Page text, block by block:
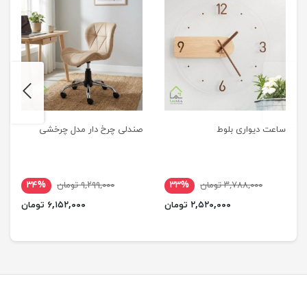
ساعت دیواری بلوط
۳,۷۸۸,۰۰۰ تومان
۳۳%
۲,۵۲۰,۰۰۰ تومان
صندلی چرخ دار مدل چرخشی
۹,۲۹۹,۰۰۰ تومان
۳۴%
۶,۱۵۲,۰۰۰ تومان
previus